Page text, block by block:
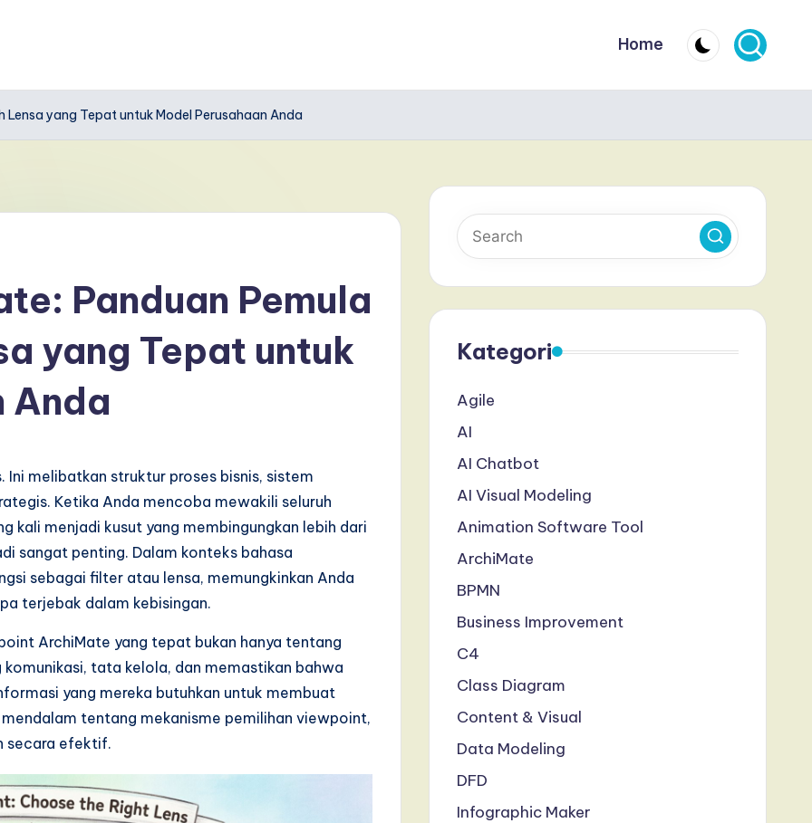
Home
yang Tepat untuk Model Perusahaan Anda
Panduan Pemula
yang Tepat untuk
Anda
melibatkan struktur proses bisnis, sistem
Ketika Anda mencoba mewakili seluruh
kali menjadi kusut yang membingungkan lebih dari
sangat penting. Dalam konteks bahasa
sebagai filter atau lensa, memungkinkan Anda
terjebak dalam kebisingan.
ArchiMate yang tepat bukan hanya tentang
tata kelola, dan memastikan bahwa
yang mereka butuhkan untuk membuat
tentang mekanisme pemilihan viewpoint,
secara efektif.
Kategori
Agile
AI
AI Chatbot
AI Visual Modeling
Animation Software Tool
ArchiMate
BPMN
Business Improvement
C4
Class Diagram
Content & Visual
Data Modeling
DFD
Infographic Maker